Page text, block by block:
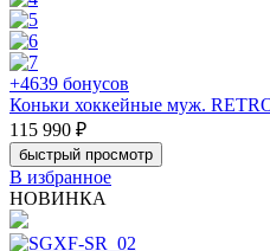
+4639 бонусов
Коньки хоккейные муж.
115 990 ₽
быстрый просмотр
В избранное
НОВИНКА